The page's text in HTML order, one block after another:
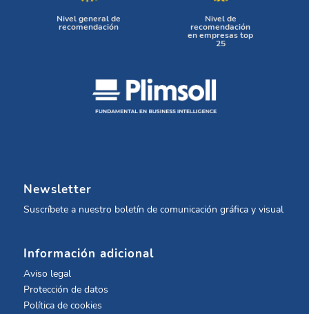
Nivel general de
recomendación
Nivel de
recomendación
en empresas top
25
Newsletter
Suscríbete a nuestro boletín de comunicación gráfica y visual
Información adicional
Aviso legal
Protección de datos
Política de cookies